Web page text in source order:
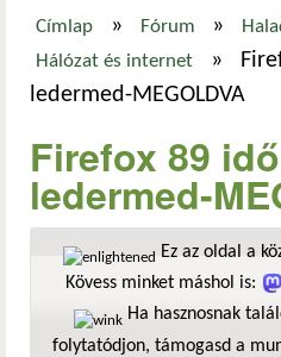
Jelenlegi hely
Címlap » Fórum »
Hálózat és internet »
ledermed-MEGOLDVA
Firefox 89
ledermed-
Ez az oldal a
Kövess minket máshol is:
Ha hasznosnak
folytatódjon, támogasd a